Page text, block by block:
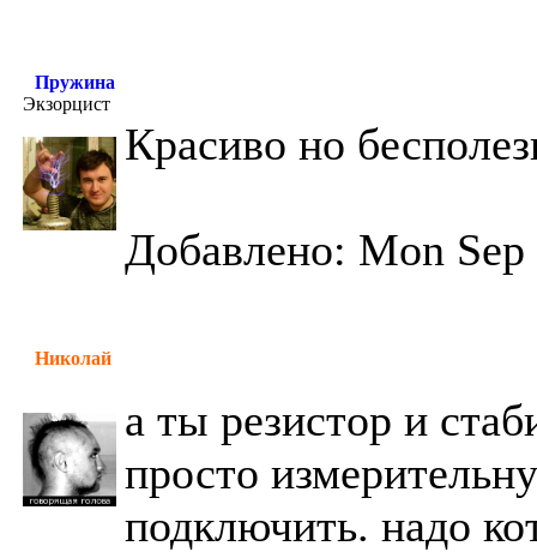
Пружина
Экзорцист
Красиво но
Добавлено: Mon
Николай
а ты резистор и
просто
подключить. надо